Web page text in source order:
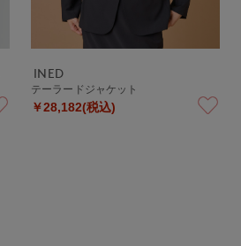
INED
テーラードジャケット
￥28,182(税込)